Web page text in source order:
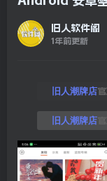
旧人软件阁
1年前更新
旧人潮牌店
旧人潮牌店官